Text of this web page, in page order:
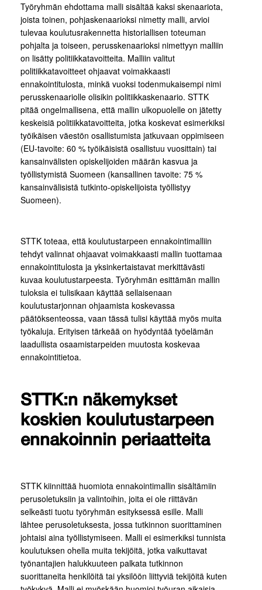
Työryhmän ehdottama malli sisältää kaksi skenaariota,
joista toinen, pohjaskenaarioksi nimetty malli, arvioi
tulevaa koulutusrakennetta historiallisen toteuman
pohjalta ja toiseen, perusskenaarioksi nimettyyn malliin
on lisätty politiikkatavoitteita. Malliin valitut
politiikkatavoitteet ohjaavat voimakkaasti
ennakointitulosta, minkä vuoksi todenmukaisempi nimi
perusskenaariolle olisikin politiikkaskenaario. STTK
pitää ongelmallisena, että mallin ulkopuolelle on jätetty
keskeisiä politiikkatavoitteita, jotka koskevat esimerkiksi
työikäisen väestön osallistumista jatkuvaan oppimiseen
(EU-tavoite: 60 % työikäisistä osallistuu vuosittain) tai
kansainvälisten opiskelijoiden määrän kasvua ja
työllistymistä Suomeen (kansallinen tavoite: 75 %
kansainvälisistä tutkinto-opiskelijoista työllistyy
Suomeen).
STTK toteaa, että koulutustarpeen ennakointimalliin
tehdyt valinnat ohjaavat voimakkaasti mallin tuottamaa
ennakointitulosta ja yksinkertaistavat merkittävästi
kuvaa koulutustarpeesta. Työryhmän esittämän mallin
tuloksia ei tulisikaan käyttää sellaisenaan
koulutustarjonnan ohjaamista koskevassa
päätöksenteossa, vaan tässä tulisi käyttää myös muita
työkaluja. Erityisen tärkeää on hyödyntää työelämän
laadullista osaamistarpeiden muutosta koskevaa
ennakointitietoa.
STTK:n näkemykset
koskien koulutustarpeen
ennakoinnin periaatteita
STTK kiinnittää huomiota ennakointimallin sisältämiin
perusoletuksiin ja valintoihin, joita ei ole riittävän
selkeästi tuotu työryhmän esityksessä esille. Malli
lähtee perusoletuksesta, jossa tutkinnon suorittaminen
johtaisi aina työllistymiseen. Malli ei esimerkiksi tunnista
koulutuksen ohella muita tekijöitä, jotka vaikuttavat
työnantajien halukkuuteen palkata tutkinnon
suorittaneita henkilöitä tai yksilöön liittyviä tekijöitä kuten